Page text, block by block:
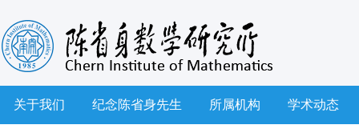
关于我们 纪念陈省身先生 所属机构 学术动态